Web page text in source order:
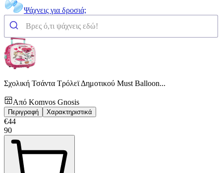
Ψάχνεις για δροσιά;
Σχολική Τσάντα Τρόλεϊ Δημοτικού Must Balloon...
Από Komvos Gnosis
Περιγραφή Χαρακτηριστικά
€44
90